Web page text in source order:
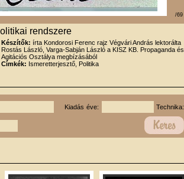
/69
rendszere
Készítők: írta Kondorosi Ferenc rajz Végvári András lektorálta
Rostás László, Varga-Sabján László a KISZ KB. Propaganda és
Agitációs Osztálya megbízásából
Címkék: Ismeretterjesztő, Politika
Kiadás éve: Technika: